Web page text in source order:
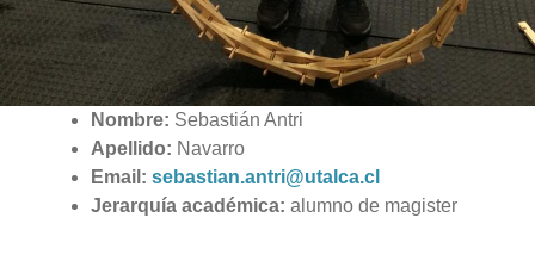
Nombre: Sebastián Antri
Apellido: Navarro
Email: sebastian.antri@utalca.cl
Jerarquía académica: alumno de magister